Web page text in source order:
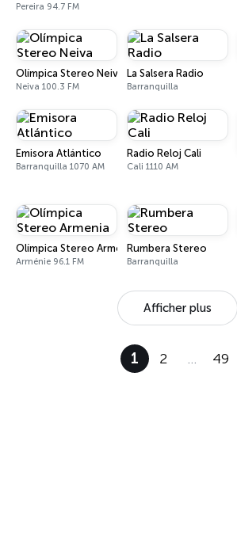
Pereira 94.7 FM
Olímpica Stereo Neiva
Neiva 100.3 FM
La Salsera Radio
Barranquilla
Emisora Atlántico
Barranquilla 1070 AM
Radio Reloj Cali
Cali 1110 AM
Olímpica Stereo Armenia
Arménie 96.1 FM
Rumbera Stereo
Barranquilla
Afficher plus
1 2 … 49